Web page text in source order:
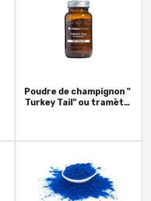
Poudre de champignon "
Turkey Tail" ou tramète